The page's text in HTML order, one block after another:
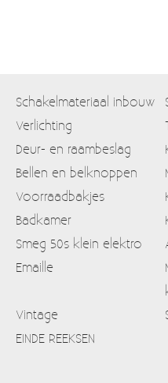
Schakelmateriaal inbouw
Verlichting
Deur- en raambeslag
Bellen en belknoppen
Voorraadbakjes
Badkamer
Smeg 50s klein elektro
Emaille
Vintage
EINDE REEKSEN